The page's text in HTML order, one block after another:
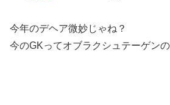
今年のデヘア微妙じゃね？
今のGKってオブラクシュテーゲン